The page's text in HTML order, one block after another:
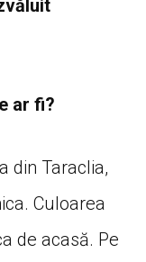
ar fi?
din Taraclia,
Culoarea
de acasă. Pe